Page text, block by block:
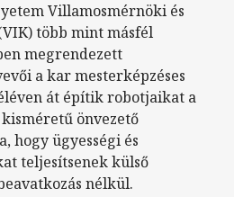
Villamosmérnöki és
több mint másfél
megrendezett
a kar mesterképzéses
át építik robotjaikat a
önvezető
hogy ügyességi és
teljesítsenek külső
nélkül.